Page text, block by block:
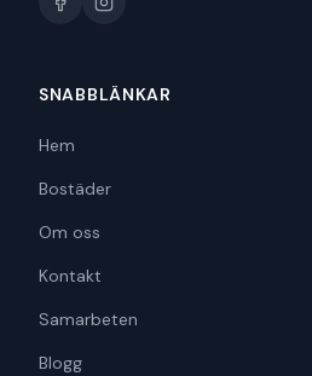
SNABBLÄNKAR
Hem
Bostäder
Om oss
Kontakt
Samarbeten
Blogg